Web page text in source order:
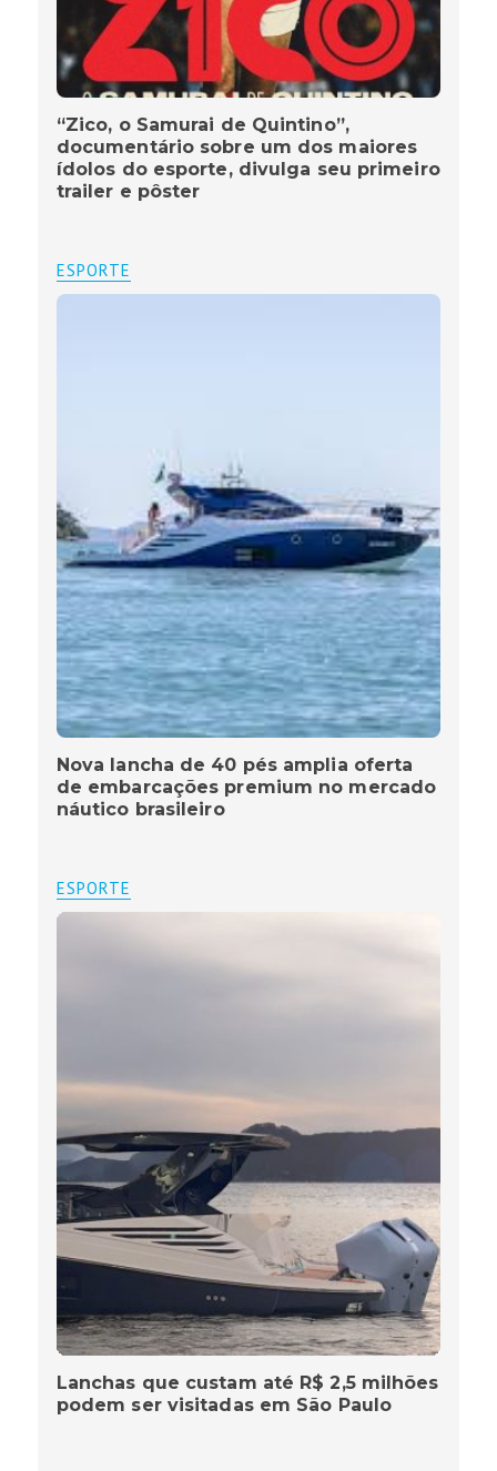
“Zico, o Samurai de Quintino”,
documentário sobre um dos maiores
ídolos do esporte, divulga seu primeiro
trailer e pôster
ESPORTE
Nova lancha de 40 pés amplia oferta
de embarcações premium no mercado
náutico brasileiro
ESPORTE
Lanchas que custam até R$ 2,5 milhões
podem ser visitadas em São Paulo